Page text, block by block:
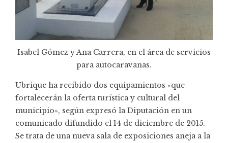
Isabel Gómez y Ana Carrera, en el área de servicios
para autocaravanas.
Ubrique ha recibido dos equipamientos «que
fortalecerán la oferta turística y cultural del
municipio», según expresó la Diputación en un
comunicado difundido el 14 de diciembre de 2015.
Se trata de una nueva sala de exposiciones aneja a la